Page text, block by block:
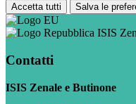
Accetta tutti Salva le
ISIS
Contatti
ISIS Zenale e Butinone